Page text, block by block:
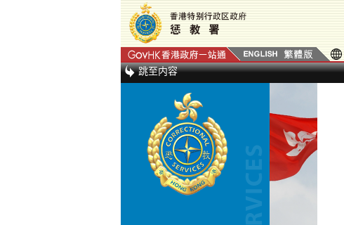
跳至内容